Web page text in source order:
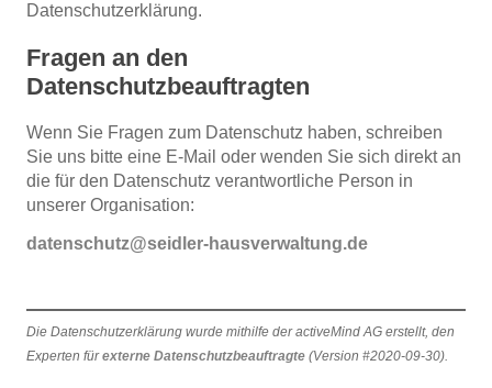
Datenschutzerklärung.
Fragen an den
Datenschutzbeauftragten
Wenn Sie Fragen zum Datenschutz haben, schreiben
Sie uns bitte eine E-Mail oder wenden Sie sich direkt an
die für den Datenschutz verantwortliche Person in
unserer Organisation:
datenschutz@seidler-hausverwaltung.de
Die Datenschutzerklärung wurde mithilfe der activeMind AG erstellt, den
Experten fürexterne Datenschutzbeauftragte (Version #2020-09-30).